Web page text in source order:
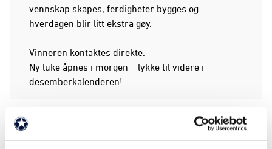
vennskap skapes, ferdigheter bygges og
hverdagen blir litt ekstra gøy.
Vinneren kontaktes direkte.
Ny luke åpnes i morgen – lykke til videre i
desemberkalenderen!